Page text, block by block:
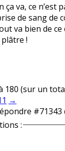
ça va, ce n’est
de sang de
va bien de ce
plâtre !
180 (sur un
→
: